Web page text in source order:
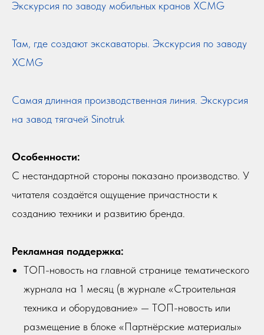
Экскурсия по заводу мобильных кранов XCMG
Там, где создают экскаваторы. Экскурсия по заводу
XCMG
Самая длинная производственная линия. Экскурсия
на завод тягачей Sinotruk
Особенности:
С нестандартной стороны показано производство. У
читателя создаётся ощущение причастности к
созданию техники и развитию бренда.
Рекламная поддержка:
ТОП-новость на главной странице тематического
журнала на 1 месяц (в журнале «Строительная
техника и оборудование» — ТОП-новость или
размещение в блоке «Партнёрские материалы»